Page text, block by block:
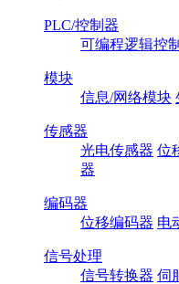
PLC/控制器
可编程逻辑控
模块
信息/网络模块
传感器
光电传感器 位
器
编码器
位移编码器 电
信号处理
信号转换器 伺